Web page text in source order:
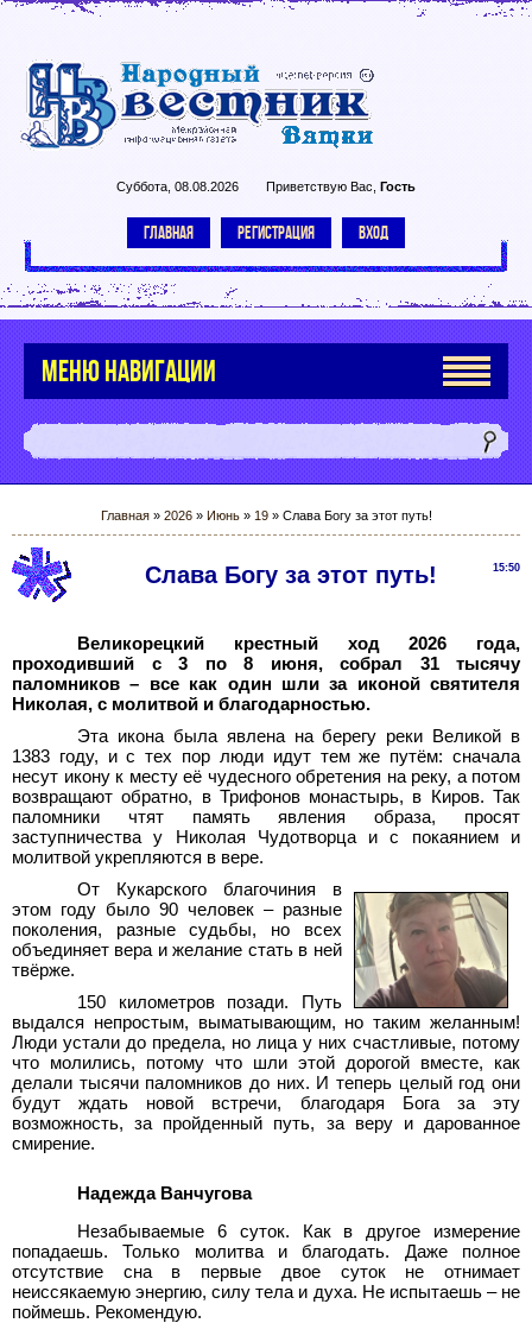
Суббота, 08.08.2026 Приветствую Вас Гость
ГЛАВНАЯ РЕГИСТРАЦИЯ ВХОД
МЕНЮ НАВИГАЦИИ
Главная» 2026 » Июнь » 19» Слава Богу за этот путь!
15:50
Слава Богу за этот путь!
Великорецкий крестный ход 2026 года,
проходивший с 3 по 8 июня, собрал 31 тысячу
паломников – все как один шли за иконой святителя
Николая, с молитвой и благодарностью.
Эта икона была явлена на берегу реки Великой в
1383 году, и с тех пор люди идут тем же путём: сначала
несут икону к месту её чудесного обретения на реку, а потом
возвращают обратно, в Трифонов монастырь, в Киров. Так
паломники чтят память явления образа, просят
заступничества у Николая Чудотворца и с покаянием и
молитвой укрепляются в вере.
От Кукарского благочиния в
этом году было 90 человек – разные
поколения, разные судьбы, но всех
объединяет вера и желание стать в ней
твёрже.
150 километров позади. Путь
выдался непростым, выматывающим, но таким желанным!
Люди устали до предела, но лица у них счастливые, потому
что молились, потому что шли этой дорогой вместе, как
делали тысячи паломников до них. И теперь целый год они
будут ждать новой встречи, благодаря Бога за эту
возможность, за пройденный путь, за веру и дарованное
смирение.
Надежда Ванчугова
Незабываемые 6 суток. Как в другое измерение
попадаешь. Только молитва и благодать. Даже полное
отсутствие сна в первые двое суток не отнимает
неиссякаемую энергию, силу тела и духа. Не испытаешь – не
поймешь. Рекомендую.